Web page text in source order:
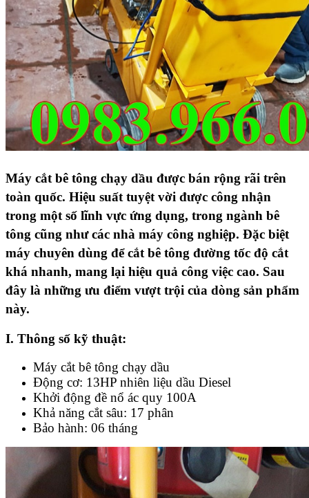
Máy cắt bê tông chạy dầu được bán rộng rãi trên
toàn quốc. Hiệu suất tuyệt vời được công nhận
trong một số lĩnh vực ứng dụng, trong ngành bê
tông cũng như các nhà máy công nghiệp. Đặc biệt
máy chuyên dùng để cắt bê tông đường tốc độ cắt
khá nhanh, mang lại hiệu quả công việc cao. Sau
đây là những ưu điểm vượt trội của dòng sản phẩm
này.
I. Thông số kỹ thuật:
Máy cắt bê tông chạy dầu
Động cơ: 13HP nhiên liệu dầu Diesel
Khởi động đề nổ ác quy 100A
Khả năng cắt sâu: 17 phân
Bảo hành: 06 tháng